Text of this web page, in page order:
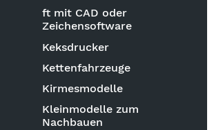
ft mit CAD oder
Zeichensoftware
Keksdrucker
Kettenfahrzeuge
Kirmesmodelle
Kleinmodelle zum
Nachbauen